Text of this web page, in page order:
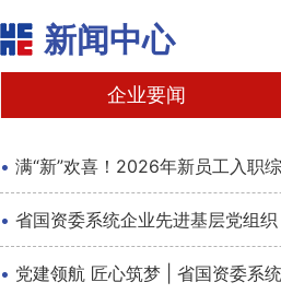
新闻中心
企业要闻
· 满“新”欢喜！2026年新员工入职
· 省国资委系统企业先进基层党组
· 党建领航 匠心筑梦 | 省国资委系